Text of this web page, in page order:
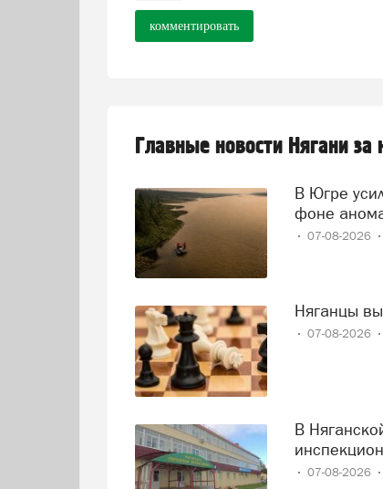
комментировать
Главные новости Нягани за
В Югре усилен контроль за состоянием реки Иртыш на
фоне
07-08-2026
Няганцы
07-08-2026
В Няганской городской поликлинике проведен второй
07-08-2026